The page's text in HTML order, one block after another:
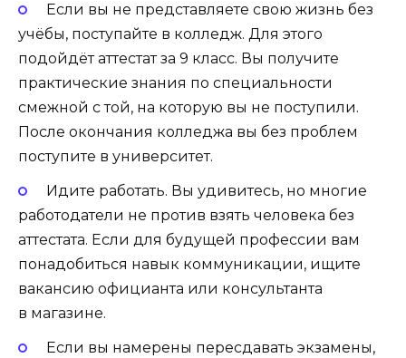
Если вы не представляете свою жизнь без
учёбы, поступайте в колледж. Для этого
подойдёт аттестат за 9 класс. Вы получите
практические знания по специальности
смежной с той, на которую вы не поступили.
После окончания колледжа вы без проблем
поступите в университет.
Идите работать. Вы удивитесь, но многие
работодатели не против взять человека без
аттестата. Если для будущей профессии вам
понадобиться навык коммуникации, ищите
вакансию официанта или консультанта
в магазине.
Если вы намерены пересдавать экзамены,